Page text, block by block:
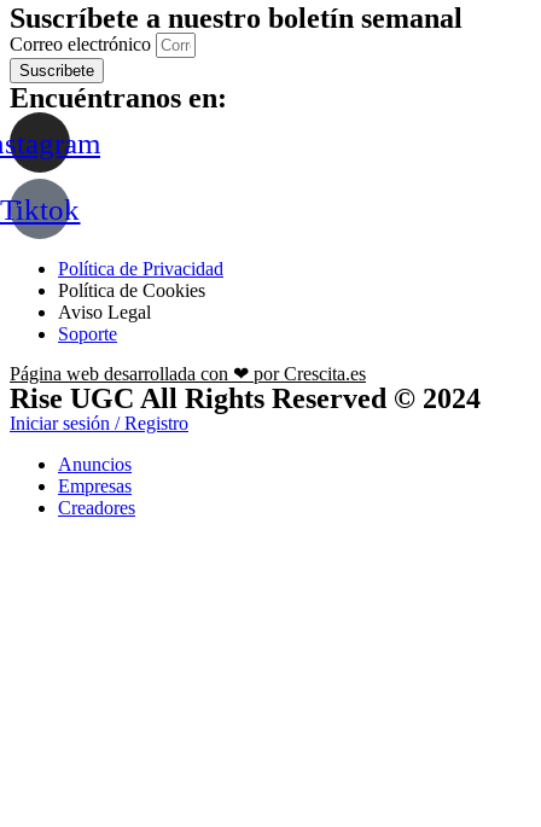
Suscríbete a nuestro boletín semanal
Correo electrónico
Suscribete
Encuéntranos en:
Tiktok
Política de Privacidad
Política de Cookies
Aviso Legal
Soporte
Página web desarrollada con ❤ por Crescita.es
Rise UGC All Rights Reserved © 2024
Iniciar sesión / Registro
Anuncios
Empresas
Creadores